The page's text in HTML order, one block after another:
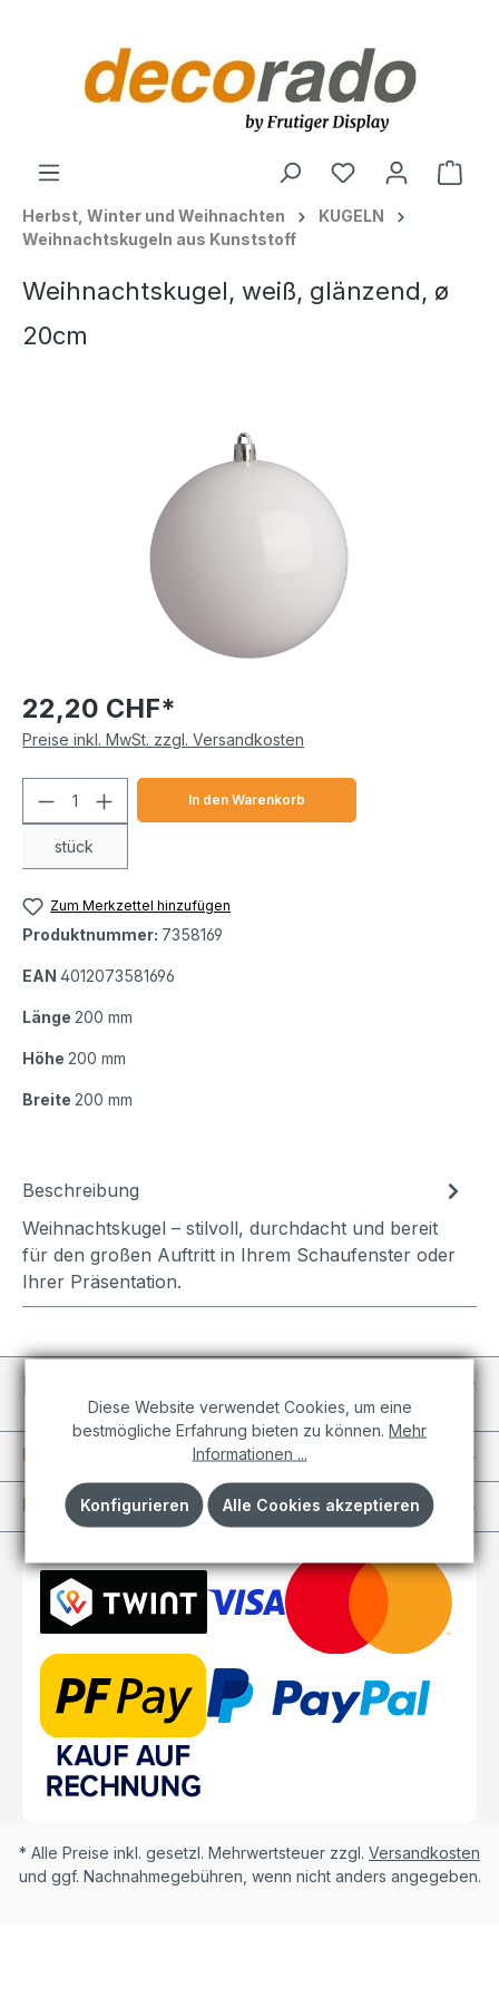
Herbst, Winter und Weihnachten
KUGELN
Weihnachtskugeln aus Kunststoff
Weihnachtskugel, weiß, glänzend, ø
20cm
22,20 CHF*
Preise inkl. MwSt. zzgl. Versandkosten
Produkt Anzahl: Gib den
stück
In den Warenkorb
Zum Merkzettel hinzufügen
Produktnummer: 7358169
EAN 4012073581696
Länge 200 mm
Höhe 200 mm
Breite 200 mm
Beschreibung
Weihnachtskugel – stilvoll, durchdacht und bereit
für den großen Auftritt in Ihrem Schaufenster oder
Ihrer Präsentation.
Individuelle Projekte
Informationen
Kundenkonto
* Alle Preise inkl. gesetzl. Mehrwertsteuer zzgl. Versandkosten
und ggf. Nachnahmegebühren, wenn nicht anders angegeben.
Diese Website verwendet Cookies, um eine
bestmögliche Erfahrung bieten zu können. Mehr
Informationen ...
Konfigurieren Alle Cookies akzeptieren